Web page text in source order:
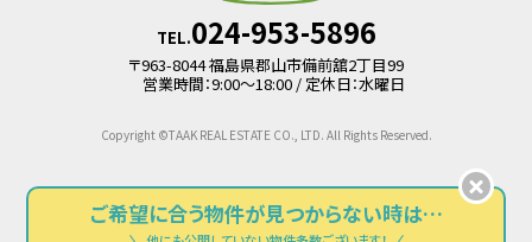
TEL.024-953-5896
〒963-8044 福島県郡山市備前舘2丁目99
営業時間：9:00～18:00 / 定休日：水曜日
Copyright ©TAAK REAL ESTATE CO., LTD. All Rights Reserved.
ご希望に合う物件が見つからない時は…